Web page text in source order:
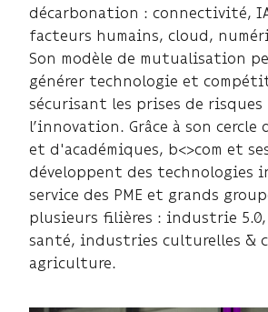
décarbonation : connectivité,
facteurs humains, cloud,
Son modèle de mutualisation
générer technologie et
sécurisant les prises de risques
l’innovation. Grâce à son
et d'académiques, b<>com et
développent des technologies
service des PME et grands
plusieurs filières : industrie 5.0,
santé, industries culturelles &
agriculture.